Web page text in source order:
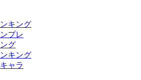
キング
プレ
グ
キング
ャラ